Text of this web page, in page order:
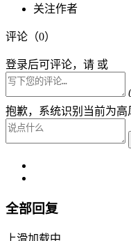
关注作者
评论（0）
登录后可评论，请 或
抱歉，系统识别当前为
全部回复